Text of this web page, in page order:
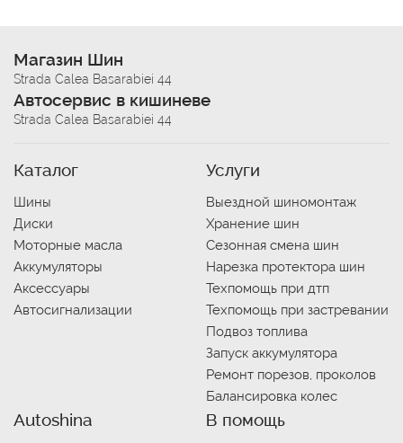
Магазин Шин
Strada Calea Basarabiei 44
Автосервис в кишиневе
Strada Calea Basarabiei 44
Каталог
Шины
Диски
Моторные масла
Аккумуляторы
Аксессуары
Автосигнализации
Услуги
Выездной шиномонтаж
Хранение шин
Сезонная смена шин
Нарезка протектора шин
Техпомощь при дтп
Техпомощь при застревании
Подвоз топлива
Запуск аккумулятора
Ремонт порезов, проколов
Балансировка колес
Autoshina В помощь